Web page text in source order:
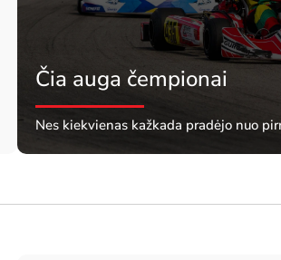
Čia auga čempionai
Nes kiekvienas kažkada pradėjo nuo